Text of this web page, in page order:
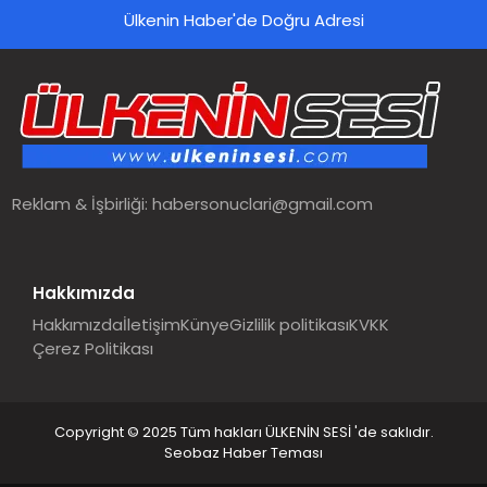
SPOR
TEKNOLOJI
MALATYA HABERLERI
Ülkenin Haber'de Doğru Adresi
Reklam & İşbirliği:habersonuclari@gmail.com
Hakkımızda
HakkımızdaİletişimKünyeGizlilik politikasıKVKK
Çerez Politikası
Copyright © 2025 Tüm hakları ÜLKENİN SESİ 'de saklıdır.
Seobaz Haber Teması